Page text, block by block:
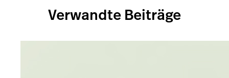
Verwandte Beiträge